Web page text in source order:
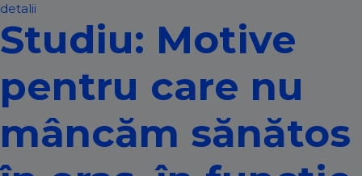
detalii
Studiu: Motive
pentru care nu
mâncăm sănătos